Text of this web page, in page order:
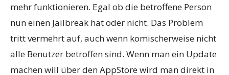
mehr funktionieren. Egal ob die betroffene Person
nun einen Jailbreak hat oder nicht. Das Problem
tritt vermehrt auf, auch wenn komischerweise nicht
alle Benutzer betroffen sind. Wenn man ein Update
machen will über den AppStore wird man direkt in